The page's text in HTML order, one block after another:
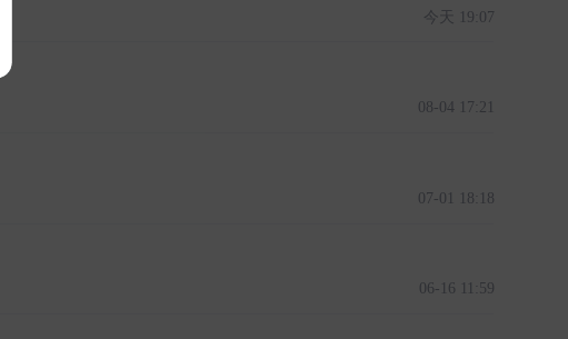
今天 19:07
08-04 17:21
07-01 18:18
06-16 11:59